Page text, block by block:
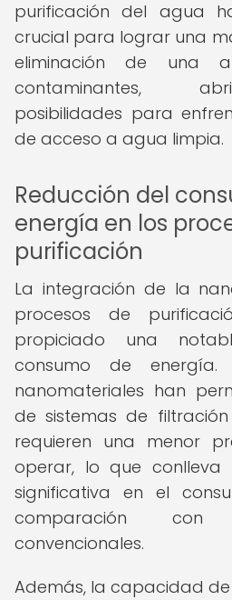
purificación del agua
crucial para lograr una
eliminación de una
contaminantes,
posibilidades para
de acceso a agua limpia.
Reducción del
energía en los
purificación
La integración de la
procesos de
propiciado una
consumo de
nanomateriales han
de sistemas de
requieren una menor
operar, lo que conlleva
significativa en el
comparación
convencionales.
Además, la capacidad